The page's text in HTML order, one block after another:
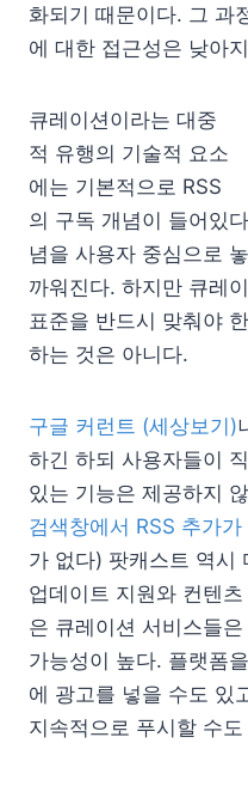
화되기 때문이다. 그 과
에 대한 접근성은 낮아
큐레이션이라는 대중
적 유행의 기술적 요소
에는 기본적으로 RSS
의 구독 개념이 들어있
념을 사용자 중심으로
까워진다. 하지만 큐레
표준을 반드시 맞춰야
하는 것은 아니다.
구글 커런트 (세상보기)
하긴 하되 사용자들이
있는 기능은 제공하지
검색창에서 RSS 추가가
가 없다) 팟캐스트 역시
업데이트 지원와 컨텐
은 큐레이션 서비스들
가능성이 높다. 플랫폼
에 광고를 넣을 수도 있
지속적으로 푸시할 수